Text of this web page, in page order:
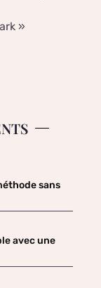
»
sans
avec une